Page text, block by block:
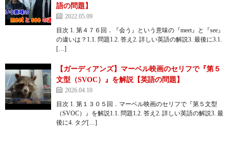
語の問題】
2022.05.09
目次 1. 第４７６回．『会う』という意味の『meet』と『see』
の違いは？1.1. 問題1.2. 答え2. 詳しい英語の解説3. 最後に3.1.
[…]
【ガーディアンズ】マーベル映画のセリフで『第５
文型（SVOC）』を解説【英語の問題】
2026.04.10
目次 1. 第１３０５回．マーベル映画のセリフで『第５文型
（SVOC）』を解説1.1. 問題1.2. 答え2. 詳しい英語の解説3. 最
後に4. タグ[…]